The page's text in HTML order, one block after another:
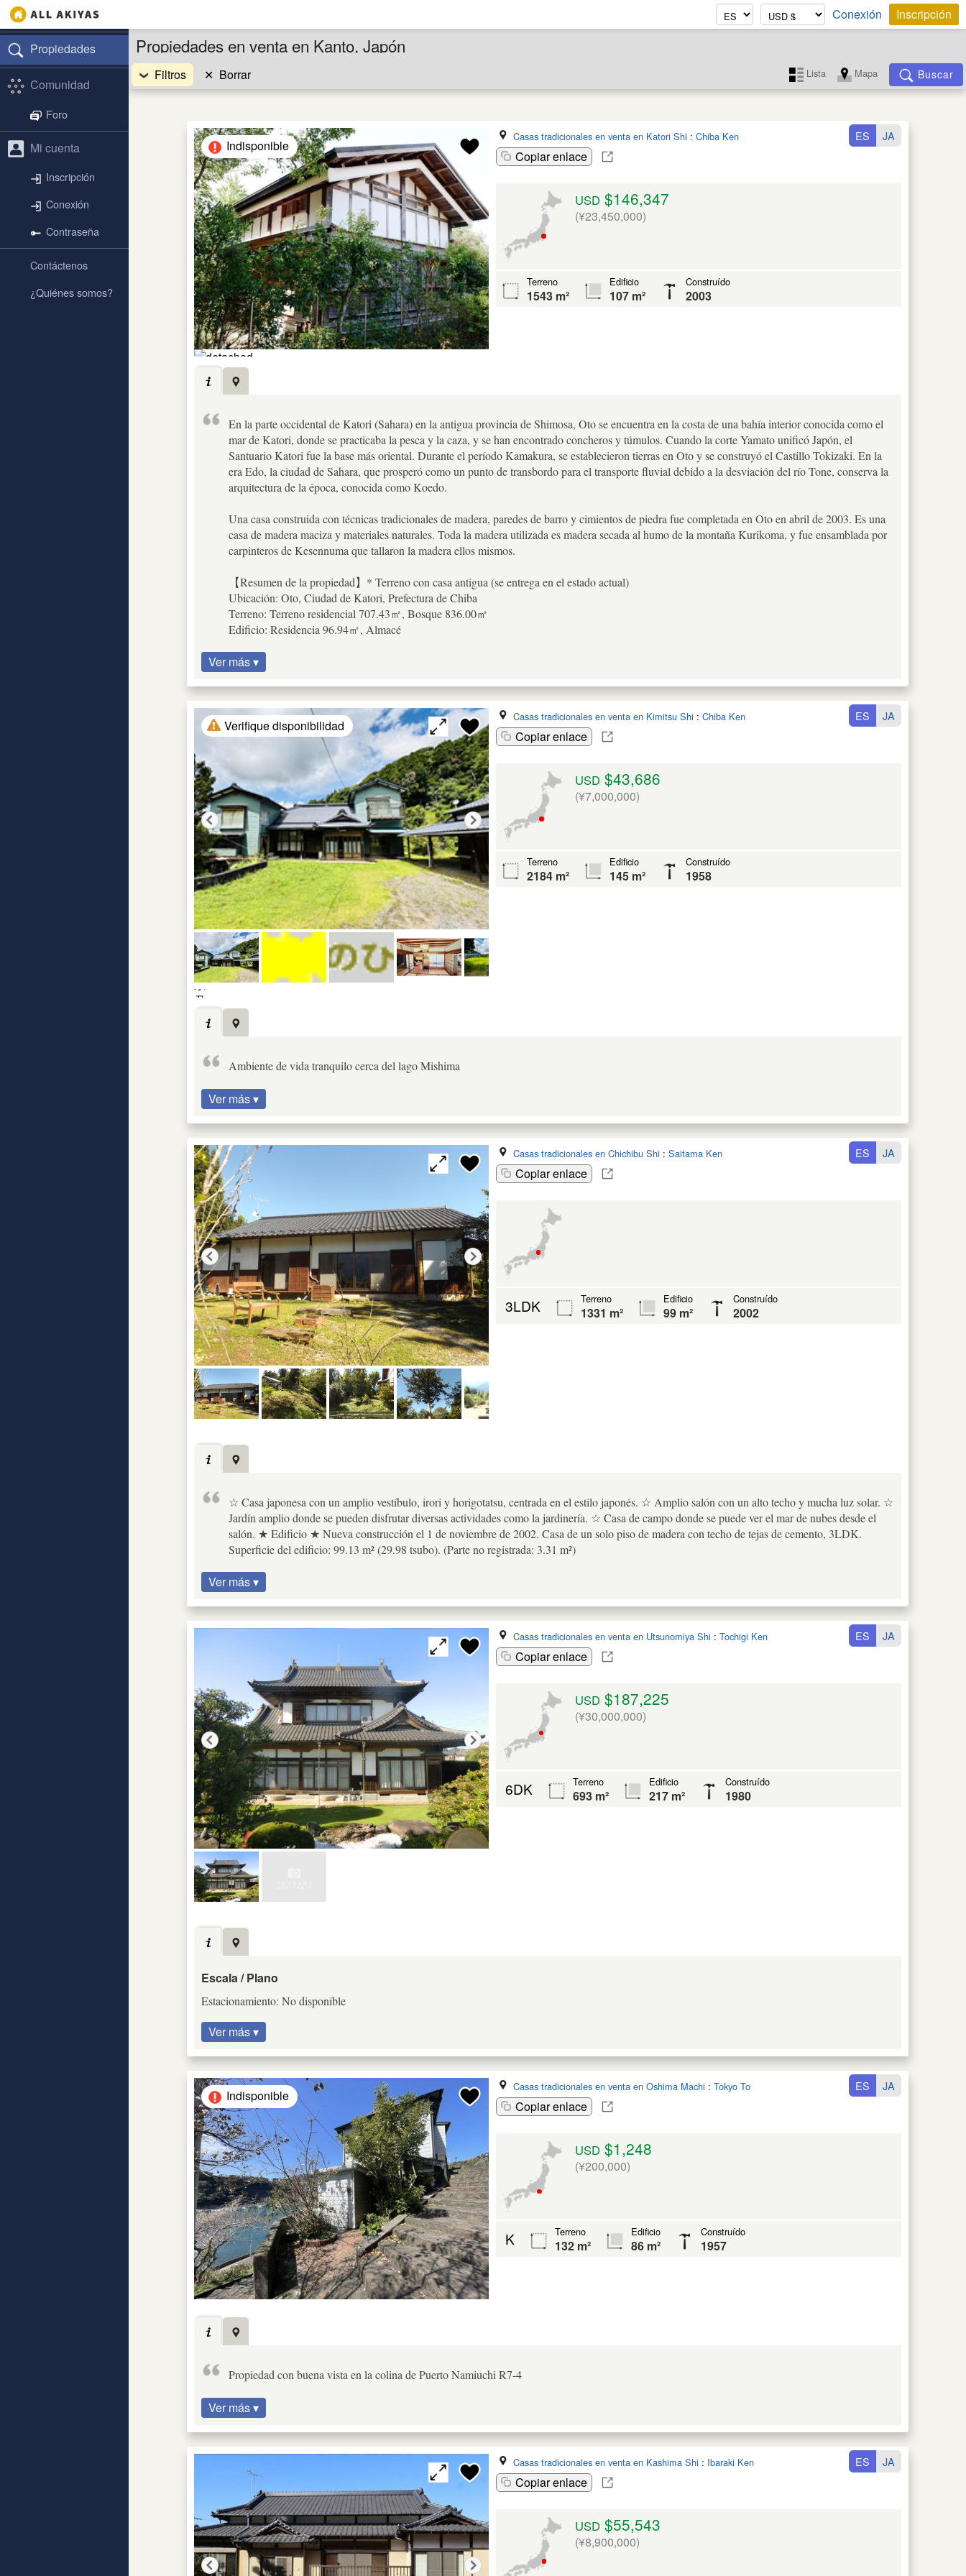
Conexión Inscripción
Propiedades
Comunidad
Foro
Mi cuenta
Inscripción
Conexión
Contraseña
Contáctenos
¿Quiénes somos?
Propiedades en venta en Kanto, Japón
Filtros ✕ Borrar Lista Mapa Buscar
Indisponible
Casas tradicionales en venta en Katori Shi : Chiba Ken
Copiar enlace
ES JA
USD $146,347
(¥23,450,000)
Terreno
1543 m²
Edificio
107 m²
Construído
2003
En la parte occidental de Katori (Sahara) en la antigua provincia de Shimosa, Oto se encuentra en la costa de una bahía interior conocida como el
mar de Katori, donde se practicaba la pesca y la caza, y se han encontrado concheros y túmulos. Cuando la corte Yamato unificó Japón, el
Santuario Katori fue la base más oriental. Durante el período Kamakura, se establecieron tierras en Oto y se construyó el Castillo Tokizaki. En la
era Edo, la ciudad de Sahara, que prosperó como un punto de transbordo para el transporte fluvial debido a la desviación del río Tone, conserva la
arquitectura de la época, conocida como Koedo.
Una casa construida con técnicas tradicionales de madera, paredes de barro y cimientos de piedra fue completada en Oto en abril de 2003. Es una
casa de madera maciza y materiales naturales. Toda la madera utilizada es madera secada al humo de la montaña Kurikoma, y fue ensamblada por
carpinteros de Kesennuma que tallaron la madera ellos mismos.
【Resumen de la propiedad】* Terreno con casa antigua (se entrega en el estado actual)
Ubicación: Oto, Ciudad de Katori, Prefectura de Chiba
Terreno: Terreno residencial 707.43㎡, Bosque 836.00㎡
Edificio: Residencia 96.94㎡, Almacé
Ver más ▾
Verifique disponibilidad
Casas tradicionales en venta en Kimitsu Shi : Chiba Ken
Copiar enlace
ES JA
USD $43,686
(¥7,000,000)
Terreno
2184 m²
Edificio
145 m²
Construído
1958
Ambiente de vida tranquilo cerca del lago Mishima
Ver más ▾
Casas tradicionales en Chichibu Shi : Saitama Ken
Copiar enlace
ES JA
3LDK Terreno
1331 m²
Edificio
99 m²
Construído
2002
☆ Casa japonesa con un amplio vestíbulo, irori y horigotatsu, centrada en el estilo japonés. ☆ Amplio salón con un alto techo y mucha luz solar. ☆
Jardín amplio donde se pueden disfrutar diversas actividades como la jardinería. ☆ Casa de campo donde se puede ver el mar de nubes desde el
salón. ★ Edificio ★ Nueva construcción el 1 de noviembre de 2002. Casa de un solo piso de madera con techo de tejas de cemento, 3LDK.
Superficie del edificio: 99.13 m² (29.98 tsubo). (Parte no registrada: 3.31 m²)
Ver más ▾
Casas tradicionales en venta en Utsunomiya Shi : Tochigi Ken
Copiar enlace
ES JA
USD $187,225
(¥30,000,000)
6DK Terreno
693 m²
Edificio
217 m²
Construído
1980
Escala / Plano
Estacionamiento: No disponible
Ver más ▾
Indisponible
Casas tradicionales en venta en Oshima Machi : Tokyo To
Copiar enlace
ES JA
USD $1,248
(¥200,000)
K Terreno
132 m²
Edificio
86 m²
Construído
1957
Propiedad con buena vista en la colina de Puerto Namiuchi R7-4
Ver más ▾
Casas tradicionales en venta en Kashima Shi : Ibaraki Ken
Copiar enlace
ES JA
USD $55,543
(¥8,900,000)